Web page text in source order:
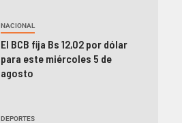
NACIONAL
El BCB fija Bs 12,02 por dólar
para este miércoles 5 de
agosto
DEPORTES